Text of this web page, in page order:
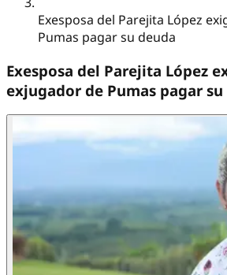
Exesposa del Parejita López
Pumas pagar su deuda
Exesposa del Parejita López
exjugador de Pumas pagar su